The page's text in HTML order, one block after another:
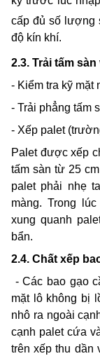
cấp đủ số lượng
độ kín khí.
2.3. Trải tấm
- Kiểm tra kỹ mặt
- Trải phẳng tấm
- Xếp palet
Palet được xếp
tấm sàn từ 25
palet phải nhẹ
màng. Trong
xung quanh
bẩn.
2.4. Chất xếp
- Các bao gạo
mặt lô không bị
nhô ra ngoài
cạnh palet cứa
trên xếp thu dần